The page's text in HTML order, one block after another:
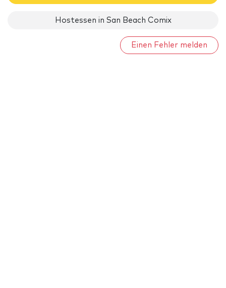
Hostessen in San Beach Comix
Einen Fehler melden